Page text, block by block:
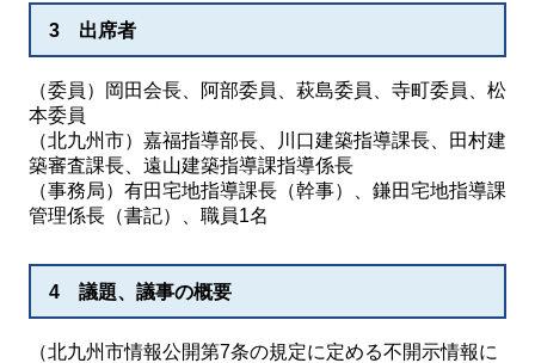
3 出席者
（委員）岡田会長、阿部委員、萩島委員、寺町委員、松
本委員
（北九州市）嘉福指導部長、川口建築指導課長、田村建
築審査課長、遠山建築指導課指導係長
（事務局）有田宅地指導課長（幹事）、鎌田宅地指導課
管理係長（書記）、職員1名
4 議題、議事の概要
（北九州市情報公開第7条の規定に定める不開示情報に